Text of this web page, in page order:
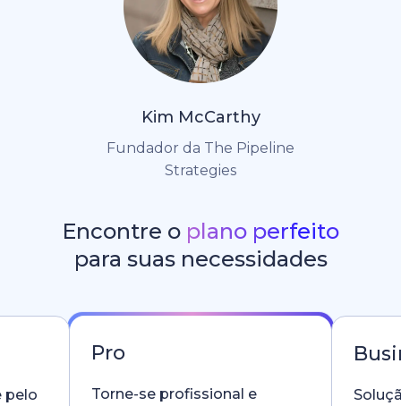
Kim McCarthy
Fundador da The Pipeline
Strategies
Encontre o plano perfeito
para suas necessidades
pelo
Pro
Torne-se profissional e